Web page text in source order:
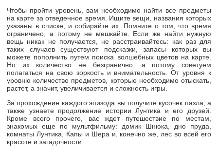
Чтобы пройти уровень, вам необходимо найти все предметы
на карте за отведенное время. Ищите вещи, названия которых
указаны в списке, и собирайте их. Помните о том, что время
ограничено, а потому не мешкайте. Если же найти нужную
вещь никак не получается, не расстраивайтесь: как раз для
таких случаев существуют подсказки, запасы которых вы
можете пополнить путем поиска волшебных цветов на карте.
Но их количество не безгранично, а потому советуем
полагаться на свою зоркость и внимательность. От уровня к
уровню количество предметов, которые необходимо отыскать,
растет, а значит, увеличивается и сложность игры.
За прохождение каждого эпизода вы получите кусочек пазла, а
также узнаете продолжение истории Лунтика и его друзей.
Кроме всего прочего, вас ждет путешествие по местам,
знакомых еще по мультфильму: домик Шнюка, дно пруда,
комнаты Лунтика, Капы и Шера и, конечно же, лес во всей его
красоте и загадочности.